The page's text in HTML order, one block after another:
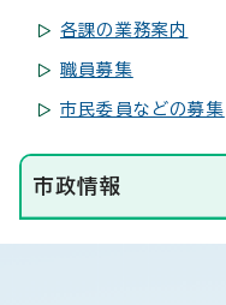
各課の業務案内
職員募集
市民委員などの募集
市政情報